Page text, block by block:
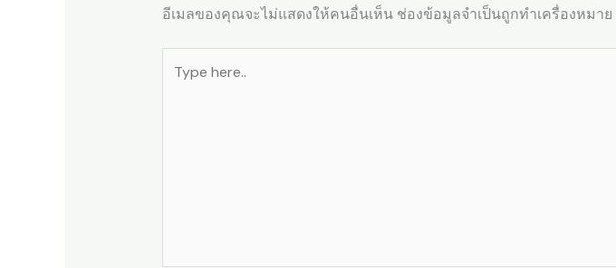
อีเมลของคุณจะไม่แสดงให้คนอื่นเห็น ช่องข้อมูลจำเป็นถูกทำเครื่องหมาย
here..